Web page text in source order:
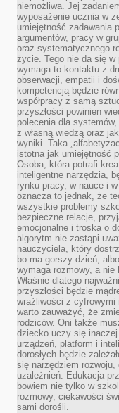
niemożliwa. Jej
wyposażenie ucznia w
umiejętność zadawania
argumentów, pracy w
oraz systematycznego
życie. Tego nie da się w
wymaga to kontaktu z
obserwacji, empatii i
kompetencją będzie
współpracy z samą
przyszłości powinien
polecenia dla
z własną wiedzą oraz
wyniki. Taka
istotna jak umiejętność
Osoba, która potrafi
inteligentne narzędzia,
rynku pracy, w nauce i
oznacza to jednak, że
wszystkie problemy
bezpieczne relacje,
emocjonalne i troska o
algorytm nie zastąpi
nauczyciela, który
bo ma gorszy dzień,
wymaga rozmowy, a nie
Właśnie dlatego
przyszłości będzie
wrażliwości z
warto zauważyć, że
rodziców. Oni także
dziecko uczy się
urządzeń, platform i
dorosłych będzie
się narzędziem rozwoju,
uzależnień. Edukacja
bowiem nie tylko w
rozmowy, ciekawości
sami dorośli.